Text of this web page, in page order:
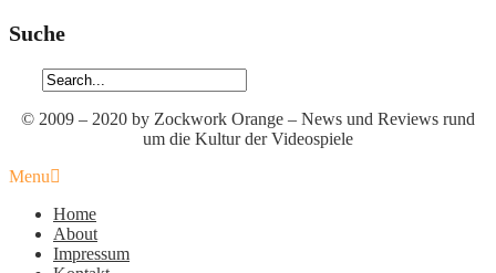
Suche
© 2009 – 2020 by Zockwork Orange – News und Reviews rund
um die Kultur der Videospiele
Menu
Home
About
Impressum